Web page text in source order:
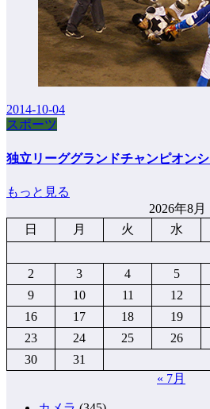
2014-10-04
スポーツ
独立リーググランドチャンピオン
もっと見る
2026年8月
日
月 火 水
2
3 4 5
9
10 11 12
16
17 18 19
23
24 25 26
30
31
« 7月